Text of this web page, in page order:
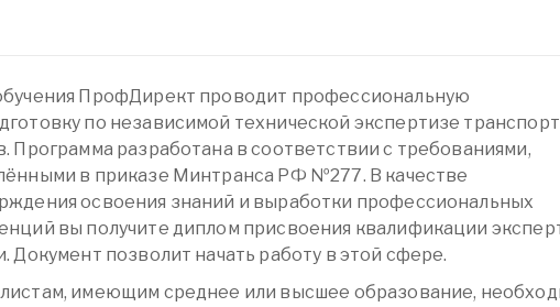
ПрофДирект проводит профессиональную
по независимой технической экспертизе
Программа разработана в соответствии с требованиями,
в приказе Минтранса РФ №277. В качестве
освоения знаний и выработки профессиональных
вы получите диплом присвоения квалификации
Документ позволит начать работу в этой сфере.
имеющим среднее или высшее образование,